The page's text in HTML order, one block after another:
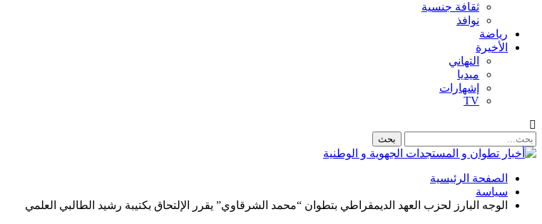
ثقافة جنسية
نوافذ
رياضة
الأخيرة
التهاني
ميديا
إشهارات
TV
الصفحة الرئيسية
سياسة
الوجه البارز لحزب العهد الديمقراطي بتطوان “محمد الشرقاوي” يقرر الإلتحاق بكتيبة رشيد الطالبي العلمي